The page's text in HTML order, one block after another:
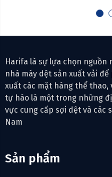
Harifa là sự lựa chọn nguồn
nhà máy dệt sản xuất vải
xuất các mặt hàng thể thao,
tự hào là một trong những
vực cung cấp sợi dệt và các
Nam
Sản phẩm